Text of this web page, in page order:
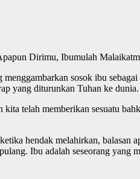
Dirimu, Ibumulah
menggambarkan sosok ibu
yang diturunkan Tuhan ke dunia.
telah memberikan sesuatu
hendak melahirkan, balasan
Ibu adalah seseorang